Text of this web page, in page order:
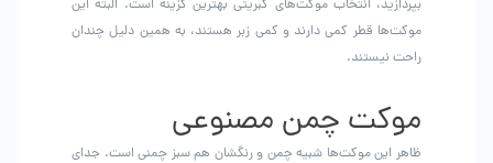
بپردازید، انتخاب موکت‌های کبریتی بهترین گزینه است. البته این
موکت‌ها قطر کمی دارند و کمی زبر هستند، به همین دلیل چندان
راحت نیستند.
موکت‌ چمن مصنوعی
ظاهر این موکت‌ها شبیه چمن و رنگشان هم سبز چمنی است. جدای